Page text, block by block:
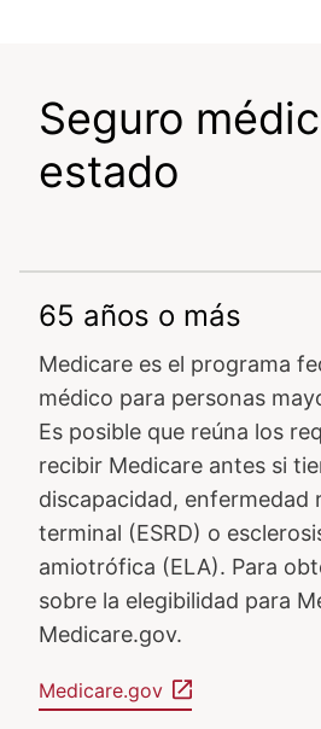
Seguro
estado
65 años o más
Medicare es el programa
médico para personas
Es posible que reúna los
recibir Medicare antes si
discapacidad, enfermedad
terminal (ESRD) o
amiotrófica (ELA). Para
sobre la elegibilidad para
Medicare.gov.
Medicare.gov